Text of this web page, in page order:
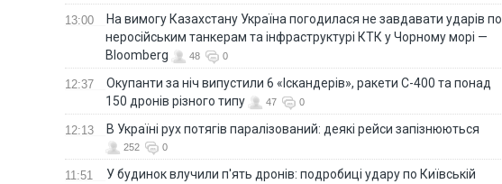
13:00
На вимогу Казахстану Україна погодилася не завдавати ударів по
неросійським танкерам та інфраструктурі КТК у Чорному морі —
Bloomberg
48 0
12:37
Окупанти за ніч випустили 6 «Іскандерів», ракети С-400 та понад
150 дронів різного типу
47 0
12:13 В Україні рух потягів паралізований: деякі рейси запізнюються
252 0
11:51
У будинок влучили п'ять дронів: подробиці удару по Київській